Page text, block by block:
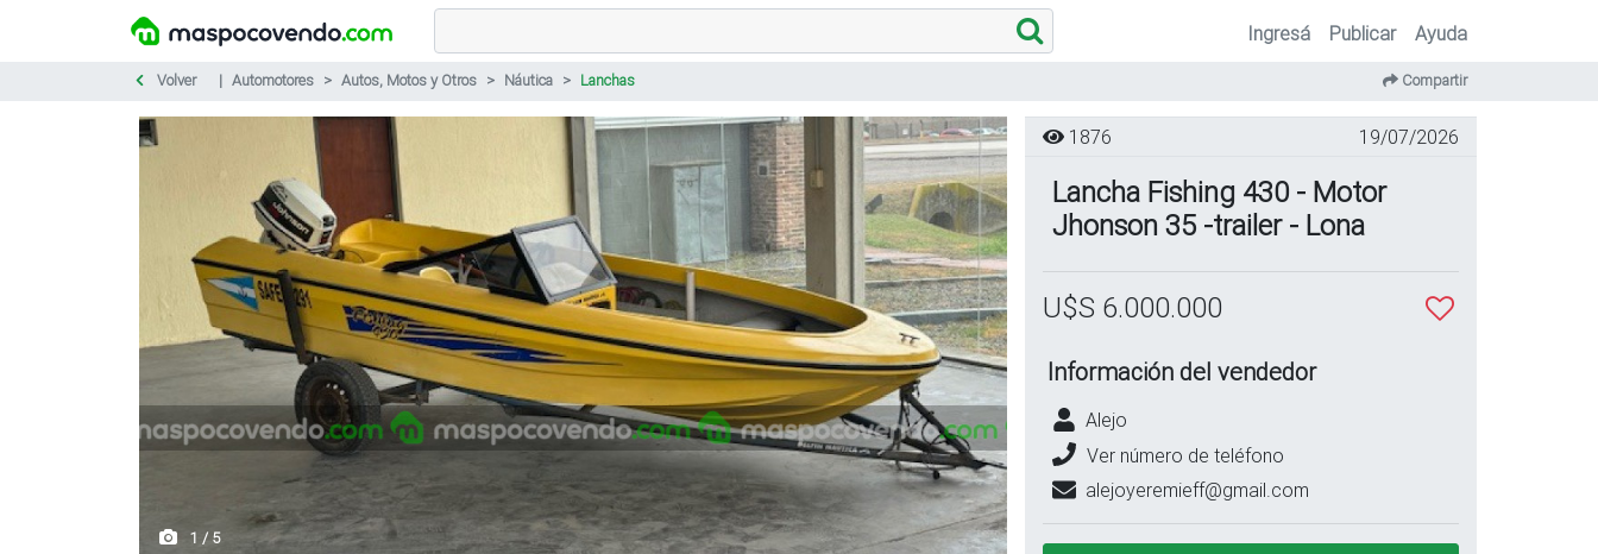
Ingresá Publicar Ayuda
Volver Automotores Autos, Motos y Otros Náutica Lanchas Compartir
1 / 5
1876 19/07/2026
Lancha Fishing 430 - Motor
Jhonson 35 -trailer - Lona
U$S 6.000.000
Información del vendedor
Alejo
Ver número de teléfono
alejoyeremieff@gmail.com